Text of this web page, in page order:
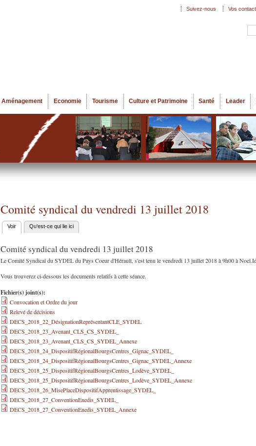
Aménagement Economie Tourisme Culture et Patrimoine Santé Leader
Suivez-nous Vos
Comité syndical du vendredi 13 juillet 2018
Onglets principaux
Voir (onglet actif)
Qu'est-ce qui lie ici
Comité syndical du vendredi 13 juillet 2018
Le Comité Syndical du SYDEL du Pays Coeur d'Hérault, s'est tenu le vendredi 13 juillet 2018 à 9h00 à
Vous trouverez ci-dessous les documents relatifs à cette séance.
Fichier(s) joint(s):
Convocation et Ordre du jour
Relevé de décisions
DECS_2018_22_DésignationReprésentantCLE_SYDEL
DECS_2018_23_Avenant_CLS_CS_SYDEL_
DECS_2018_23_Avenant_CLS_CS_SYDEL_Annexe
DECS_2018_24_DispositifRégionalBourgsCentres_Gignac_SYDEL_
DECS_2018_24_DispositifRégionalBourgsCentres_Gignac_SYDEL_Annexe
DECS_2018_25_DispositifRégionalBourgsCentres_Lodève_SYDEL_
DECS_2018_25_DispositifRégionalBourgsCentres_Lodève_SYDEL_Annexe
DECS_2018_26_MisePlaceDispositifApprentissage_SYDEL_
DECS_2018_27_ConventionEnedis_SYDEL_
DECS_2018_27_ConventionEnedis_SYDEL_Annexe